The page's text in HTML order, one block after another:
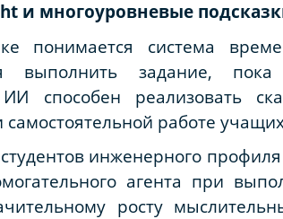
и многоуровневые
понимается система
выполнить задание,
способен реализовать
работе
инженерного профиля
агента при
росту